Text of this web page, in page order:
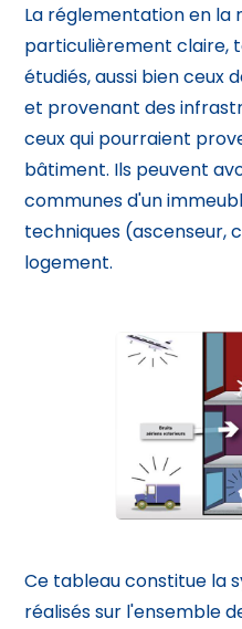
La réglementation en la
particulièrement claire,
étudiés, aussi bien ceux
et provenant des
ceux qui pourraient
bâtiment. Ils peuvent
communes d'un
techniques (ascenseur,
logement.
Ce tableau constitue la
réalisés sur l'ensemble